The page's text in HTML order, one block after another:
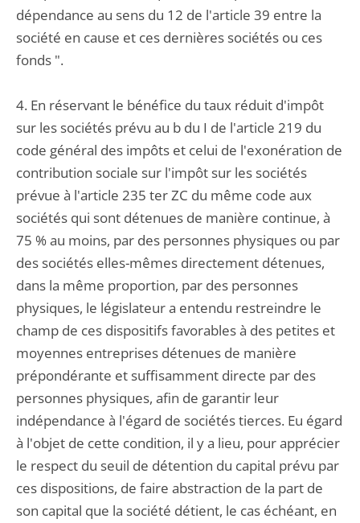
dépendance au sens du 12 de l'article 39 entre la
société en cause et ces dernières sociétés ou ces
fonds ".
4. En réservant le bénéfice du taux réduit d'impôt
sur les sociétés prévu au b du I de l'article 219 du
code général des impôts et celui de l'exonération de
contribution sociale sur l'impôt sur les sociétés
prévue à l'article 235 ter ZC du même code aux
sociétés qui sont détenues de manière continue, à
75 % au moins, par des personnes physiques ou par
des sociétés elles-mêmes directement détenues,
dans la même proportion, par des personnes
physiques, le législateur a entendu restreindre le
champ de ces dispositifs favorables à des petites et
moyennes entreprises détenues de manière
prépondérante et suffisamment directe par des
personnes physiques, afin de garantir leur
indépendance à l'égard de sociétés tierces. Eu égard
à l'objet de cette condition, il y a lieu, pour apprécier
le respect du seuil de détention du capital prévu par
ces dispositions, de faire abstraction de la part de
son capital que la société détient, le cas échéant, en